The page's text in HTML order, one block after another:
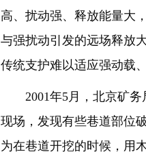
高、扰动强、释放能量大
与强扰动引发的远场释放
传统支护难以适应强动载
2001年5月，北京矿务
现场，发现有些巷道部位
为在巷道开挖的时候，用